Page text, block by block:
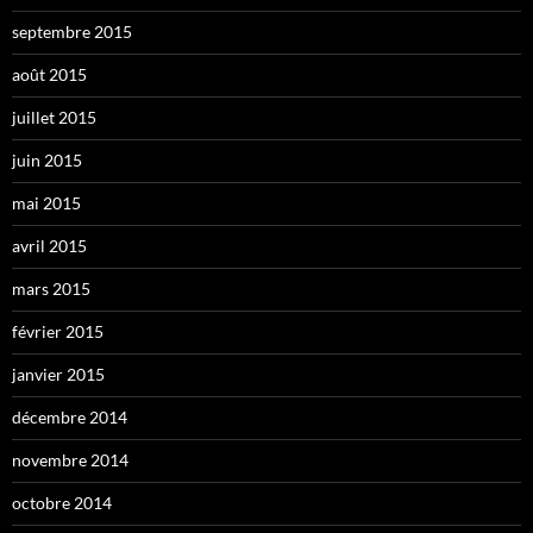
septembre 2015
août 2015
juillet 2015
juin 2015
mai 2015
avril 2015
mars 2015
février 2015
janvier 2015
décembre 2014
novembre 2014
octobre 2014